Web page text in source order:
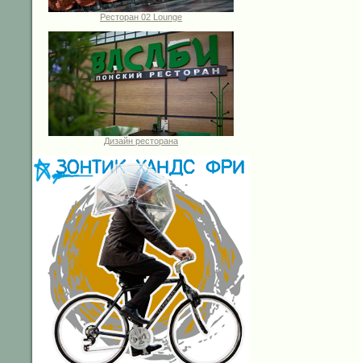
Ресторан 02 Lounge
Дизайн ресторана